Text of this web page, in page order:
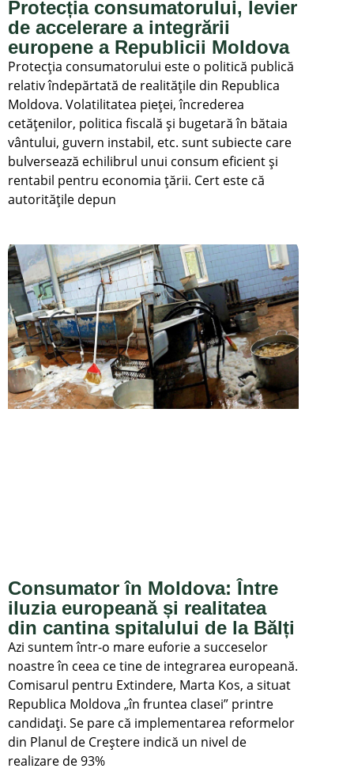
Protecția consumatorului, levier
de accelerare a integrării
europene a Republicii Moldova
Protecția consumatorului este o politică publică
relativ îndepărtată de realitățile din Republica
Moldova. Volatilitatea pieței, încrederea
cetățenilor, politica fiscală și bugetară în bătaia
vântului, guvern instabil, etc. sunt subiecte care
bulversează echilibrul unui consum eficient și
rentabil pentru economia țării. Cert este că
autoritățile depun
Consumator în Moldova: Între
iluzia europeană și realitatea
din cantina spitalului de la Bălți
Azi suntem într-o mare euforie a succeselor
noastre în ceea ce tine de integrarea europeană.
Comisarul pentru Extindere, Marta Kos, a situat
Republica Moldova „în fruntea clasei” printre
candidați. Se pare că implementarea reformelor
din Planul de Creștere indică un nivel de
realizare de 93%